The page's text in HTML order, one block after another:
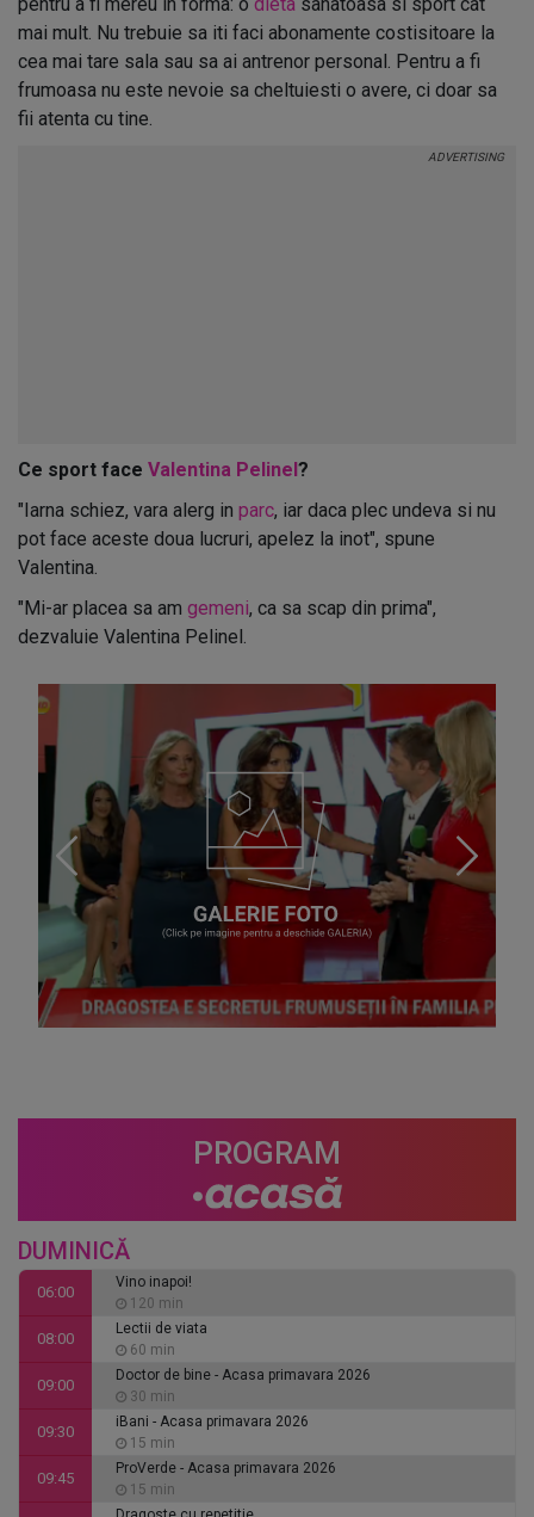
mai mult. Nu trebuie sa iti faci abonamente costisitoare la
cea mai tare sala sau sa ai antrenor personal. Pentru a fi
frumoasa nu este nevoie sa cheltuiesti o avere, ci doar sa
fii atenta cu tine.
Ce sport face Valentina Pelinel?
"Iarna schiez, vara alerg in parc, iar daca plec undeva si nu
pot face aceste doua lucruri, apelez la inot", spune
Valentina.
"Mi-ar placea sa am gemeni, ca sa scap din prima",
dezvaluie Valentina Pelinel.
PROGRAM
DUMINICĂ
06:00
Vino inapoi!
120 min
08:00
Lectii de viata
60 min
09:00
Doctor de bine - Acasa primavara 2026
30 min
09:30
iBani - Acasa primavara 2026
15 min
09:45
ProVerde - Acasa primavara 2026
15 min